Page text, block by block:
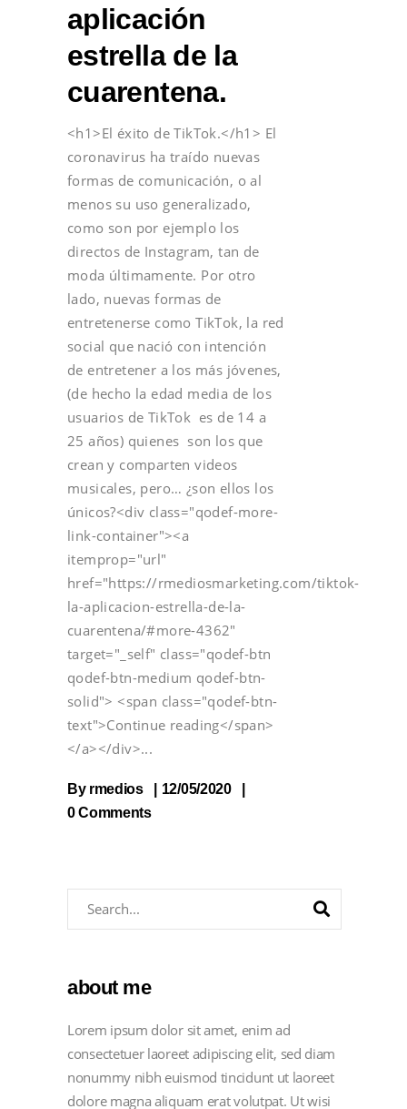
aplicación
estrella de la
cuarentena.
<h1>El éxito de TikTok.</h1> El
coronavirus ha traído nuevas
formas de comunicación, o al
menos su uso generalizado,
como son por ejemplo los
directos de Instagram, tan de
moda últimamente. Por otro
lado, nuevas formas de
entretenerse como TikTok, la red
social que nació con intención
de entretener a los más jóvenes,
(de hecho la edad media de los
usuarios de TikTok es de 14 a
25 años) quienes son los que
crean y comparten videos
musicales, pero… ¿son ellos los
únicos?<div class="qodef-more-
link-container"><a
itemprop="url"
href="https://rmediosmarketing.com/tiktok-
la-aplicacion-estrella-de-la-
cuarentena/#more-4362"
target="_self" class="qodef-btn
qodef-btn-medium qodef-btn-
solid"> <span class="qodef-btn-
text">Continue reading</span>
</a></div>
By rmedios
12/05/2020
0 Comments
about me
Lorem ipsum dolor sit amet, enim ad
consectetuer laoreet adipiscing elit, sed diam
nonummy nibh euismod tincidunt ut laoreet
dolore magna aliquam erat volutpat. Ut wisi